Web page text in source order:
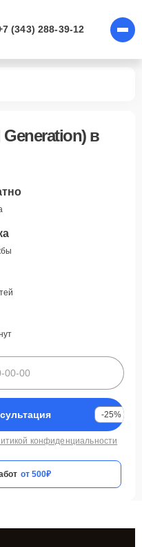
(343) 288-39-12
в
-25%
конфиденциальности
от 500₽